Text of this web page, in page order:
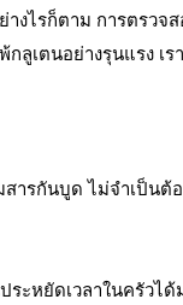
งไรก็ตาม การตรว
ลูเตนอย่างรุนแรง
รกันบูด ไม่จำเป็นต้
ะหยัดเวลาในครัวได้